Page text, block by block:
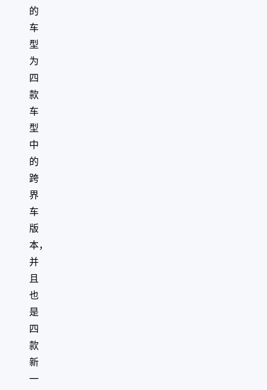
的
车
型
为
四
款
车
型
中
的
跨
界
车
版
本，
并
且
也
是
四
款
新
一